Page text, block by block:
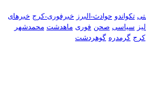
تکواندو حوادث-البرز خبرفوری-کرج خبرهای
سیاسی صحن فوری ماهدشت محمدشهر
کرج گرمدره گوهردشت